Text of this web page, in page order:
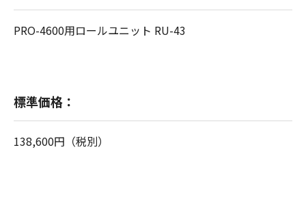
PRO-4600用ロールユニット RU-43
標準価格：
138,600円（税別）